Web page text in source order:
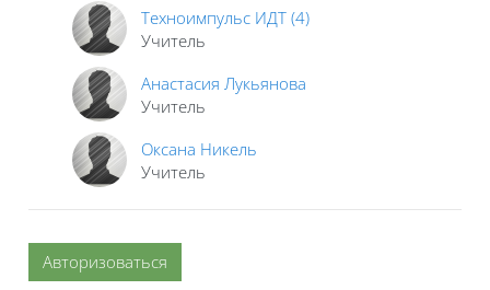
Техноимпульс ИДТ (4)
Учитель
Анастасия Лукьянова
Учитель
Оксана Никель
Учитель
Авторизоваться